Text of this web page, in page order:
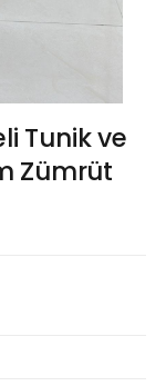
Tunik ve
Zümrüt